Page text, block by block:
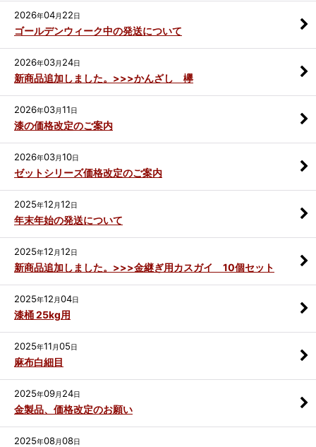
2026年04月 22日
ゴールデンウィーク中の発送について
2026年03月 24日
新商品追加しました。>>>かんざし 欅
2026年03月11日
漆の価格改定のご案内
2026年03月10日
ゼットシリーズ価格改定のご案内
2025年12 月12日
年末年始の発送について
2025年12 月12日
新商品追加しました。>>>金継ぎ用カスガイ 10個セット
2025年12 月04日
漆桶 25kg用
2025年11 月05日
麻布白細目
2025年09月 24日
金製品、価格改定のお願い
2025年08月08日